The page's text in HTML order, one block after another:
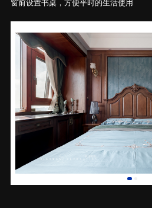
窗前设置书桌，方便平时的生活使用